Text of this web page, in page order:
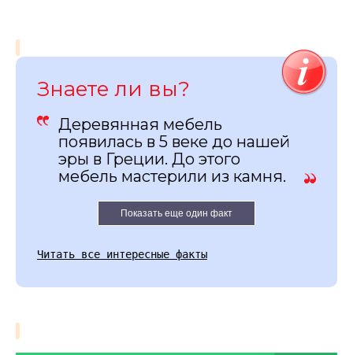
Знаете ли вы?
Деревянная мебель
появилась в 5 веке до нашей
эры в Греции. До этого
мебель мастерили из камня.
Показать еще один факт
Читать все интересные факты